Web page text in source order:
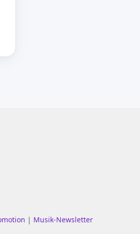
| Musik-Newsletter